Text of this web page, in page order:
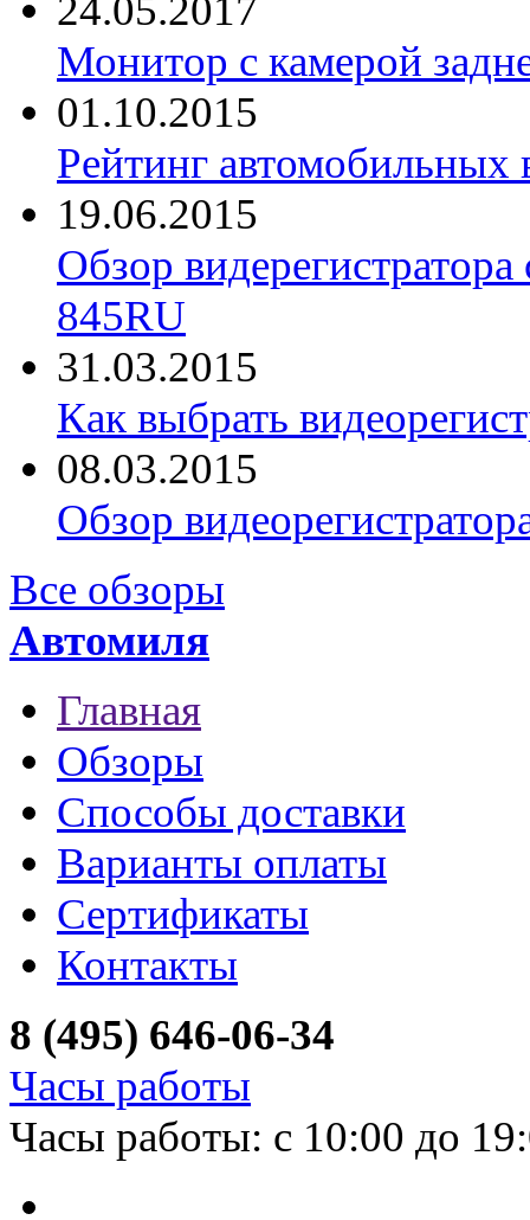
24.05.2017
Монитор с камерой
01.10.2015
Рейтинг автомобильных
19.06.2015
Обзор
845RU
31.03.2015
Как выбрать
08.03.2015
Обзор
Все обзоры
Автомиля
Главная
Обзоры
Способы доставки
Варианты оплаты
Сертификаты
Контакты
8 (495) 646-06-34
Часы работы
Часы работы: с 10:00 до